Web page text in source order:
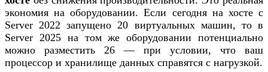
экономия на оборудовании. Если сегодня на хосте с
Server 2022 запущено 20 виртуальных машин, то в
Server 2025 на том же оборудовании потенциально
можно разместить 26 — при условии, что ваш
процессор и хранилище данных справятся с нагрузкой.